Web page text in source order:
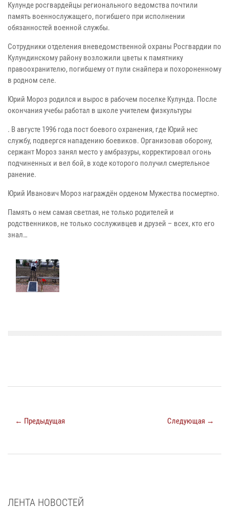
Кулунде росгвардейцы регионального ведомства почтили
память военнослужащего, погибшего при исполнении
обязанностей военной службы.
Сотрудники отделения вневедомственной охраны Росгвардии по
Кулундинскому району возложили цветы к памятнику
правоохранителю, погибшему от пули снайпера и похороненному
в родном селе.
Юрий Мороз родился и вырос в рабочем поселке Кулунда. После
окончания учебы работал в школе учителем физкультуры
. В августе 1996 года пост боевого охранения, где Юрий нес
службу, подвергся нападению боевиков. Организовав оборону,
сержант Мороз занял место у амбразуры, корректировал огонь
подчиненных и вел бой, в ходе которого получил смертельное
ранение.
Юрий Иванович Мороз награждён орденом Мужества посмертно.
Память о нем самая светлая, не только родителей и
родственников, не только сослуживцев и друзей – всех, кто его
знал…
← Предыдущая Следующая →
ЛЕНТА НОВОСТЕЙ